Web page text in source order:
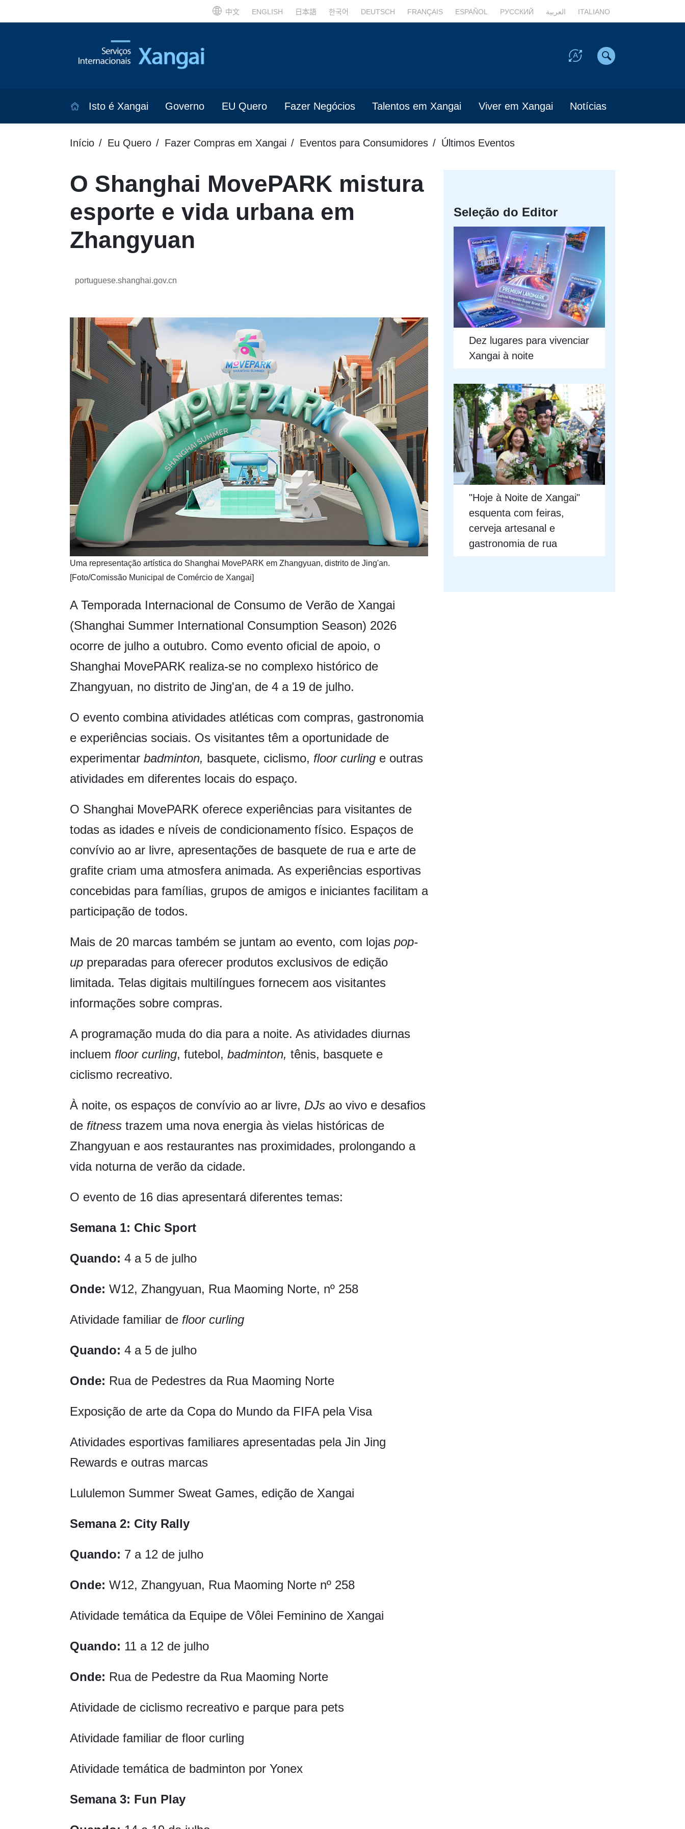
中文 ENGLISH 日本語 한국어 DEUTSCH FRANÇAIS ESPAÑOL РУССКИЙ العربية ITALIANO
Isto é Xangai Governo EU Quero Fazer Negócios Talentos em Xangai Viver em Xangai Notícias
Início Eu Quero Fazer Compras em Xangai Eventos para Consumidores Últimos Eventos
O Shanghai MovePARK mistura
esporte e vida urbana em
Zhangyuan
portuguese.shanghai.gov.cn
​Uma representação artística do Shanghai MovePARK em Zhangyuan, distrito de Jing'an.
[Foto/Comissão Municipal de Comércio de Xangai]
A Temporada Internacional de Consumo de Verão de Xangai
(Shanghai Summer International Consumption Season) 2026
ocorre de julho a outubro. Como evento oficial de apoio, o
Shanghai MovePARK realiza-se no complexo histórico de
Zhangyuan, no distrito de Jing'an, de 4 a 19 de julho.
O evento combina atividades atléticas com compras, gastronomia
e experiências sociais. Os visitantes têm a oportunidade de
experimentar badminton, basquete, ciclismo, floor curling e outras
atividades em diferentes locais do espaço.
O Shanghai MovePARK oferece experiências para visitantes de
todas as idades e níveis de condicionamento físico. Espaços de
convívio ao ar livre, apresentações de basquete de rua e arte de
grafite criam uma atmosfera animada. As experiências esportivas
concebidas para famílias, grupos de amigos e iniciantes facilitam a
participação de todos.
Mais de 20 marcas também se juntam ao evento, com lojas pop-
up preparadas para oferecer produtos exclusivos de edição
limitada. Telas digitais multilíngues fornecem aos visitantes
informações sobre compras.
A programação muda do dia para a noite. As atividades diurnas
incluem floor curling, futebol, badminton, tênis, basquete e
ciclismo recreativo.
À noite, os espaços de convívio ao ar livre, DJs ao vivo e desafios
de fitness trazem uma nova energia às vielas históricas de
Zhangyuan e aos restaurantes nas proximidades, prolongando a
vida noturna de verão da cidade.
O evento de 16 dias apresentará diferentes temas:
Semana 1: Chic Sport
Quando: 4 a 5 de julho
Onde: W12, Zhangyuan, Rua Maoming Norte, nº 258
Atividade familiar de floor curling
Quando: 4 a 5 de julho
Onde: Rua de Pedestres da Rua Maoming Norte
Exposição de arte da Copa do Mundo da FIFA pela Visa
Atividades esportivas familiares apresentadas pela Jin Jing
Rewards e outras marcas
Lululemon Summer Sweat Games, edição de Xangai
Semana 2: City Rally
Quando: 7 a 12 de julho
Onde: W12, Zhangyuan, Rua Maoming Norte nº 258
Atividade temática da Equipe de Vôlei Feminino de Xangai
Quando: 11 a 12 de julho
Onde: Rua de Pedestre da Rua Maoming Norte
Atividade de ciclismo recreativo e parque para pets
Atividade familiar de floor curling
Atividade temática de badminton por Yonex
Semana 3: Fun Play
Seleção do Editor
Dez lugares para vivenciar
Xangai à noite
"Hoje à Noite de Xangai"
esquenta com feiras,
cerveja artesanal e
gastronomia de rua